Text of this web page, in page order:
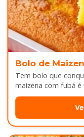
Bolo de
Tem bolo que
maizena com fubá